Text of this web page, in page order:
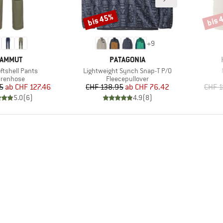
Pants
Preis
reduzierter Preis
ab CHF 127.46
5.0(6)
+9
MARKE
PATAGONIA
Artikel
Lightweight Synch Snap-T P/O
Produktgruppe
Fleecepullover
Preis
CHF 138.95 reduzierter Preis
ab CHF 76.42
4.9(8)
Rabatt
bis 45%
CHF
bis